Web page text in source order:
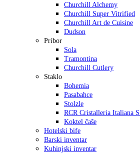
Churchill Alchemy
Churchill Super Vitrified
Churchill Art de Cuisine
Dudson
Pribor
Sola
Tramontina
Churchill Cutlery
Staklo
Bohemia
Pasabahce
Stolzle
RCR Cristalleria Italiana
Koktel čaše
Hotelski bife
Barski inventar
Kuhinjski inventar